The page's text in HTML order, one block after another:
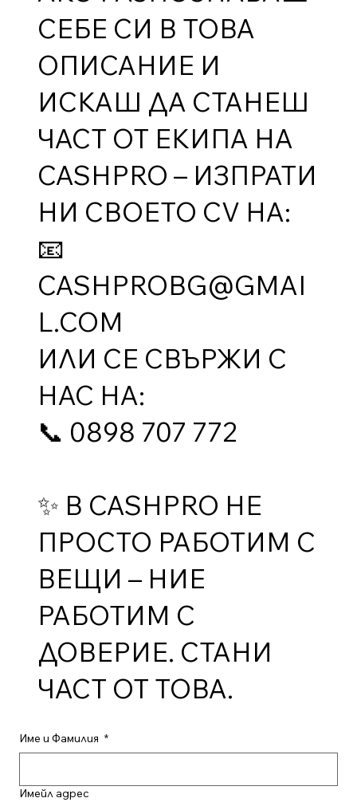
СЕБЕ СИ В ТОВА
ОПИСАНИЕ И
ИСКАШ ДА СТАНЕШ
ЧАСТ ОТ ЕКИПА НА
CASHPRO – ИЗПРАТИ
НИ СВОЕТО CV НА:
📧
CASHPROBG@GMAI
L.COM
ИЛИ СЕ СВЪРЖИ С
НАС НА:
📞 0898 707 772
✨ В CASHPRO НЕ
ПРОСТО РАБОТИМ С
ВЕЩИ – НИЕ
РАБОТИМ С
ДОВЕРИЕ. СТАНИ
ЧАСТ ОТ ТОВА.
Име и Фамилия *
Имейл адрес